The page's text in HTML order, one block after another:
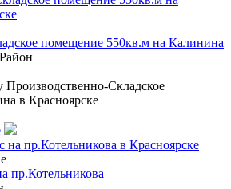
помещение 550кв.м на Калинина
Производственно-Складское
в Красноярске
пр.Котельникова